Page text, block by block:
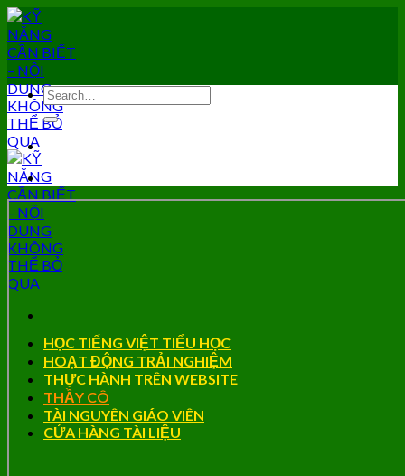
Skip
to
content
HỌC TIẾNG VIỆT TIỂU HỌC
HOẠT ĐỘNG TRẢI NGHIỆM
THỰC HÀNH TRÊN WEBSITE
THẦY CÔ
TÀI NGUYÊN GIÁO VIÊN
CỬA HÀNG TÀI LIỆU